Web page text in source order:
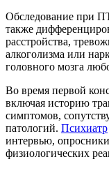
Обследование при
также
расстройства,
алкоголизма или
головного мозга
Во время первой
включая историю
симптомов,
патологий. Психиатр
интервью,
физиологических